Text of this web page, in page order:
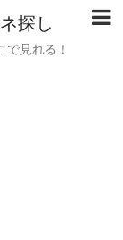
ネ探し
見れる！